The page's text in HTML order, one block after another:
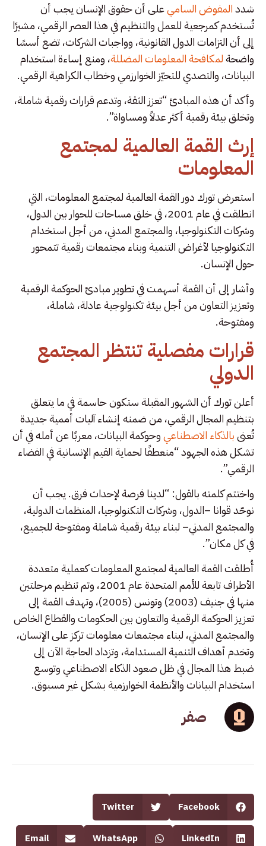
شددالمفوض الساميعلى أن حقوق الإنسان يجب أن
تُستخدم كمرجعية للعمل والتنظيم في هذا العصر الرقمي، مشيرًا
إلى أن التزامات الدول القانونية، وواجبات الشركات، تضع أسسًا
واضحةلمكافحة المعلومات المضللة، ومنع إساءة استخدام
البيانات، والتصدي للتحيّز الخوارزمي وخطاب الكراهية الرقمي.
وأكد أن هذه المبادئ “تعزز الثقة، وتدعم قرارات رقمية شاملة،
وتخلق بيئة رقمية أكثر عدلاً ومساواة”.
إرث القمة العالمية لمجتمع
المعلومات
استعرض تورك دور القمة العالمية لمجتمع المعلومات، التي
انطلقت في عام 2001، في خلق مساحات للحوار بين الدول،
وشركات التكنولوجيا، والمجتمع المدني، من أجل استخدام
التكنولوجيا لأغراض التنمية وبناء مجتمعات رقمية تتمحور
حول الإنسان.
وأشار إلى أن القمة أسهمت في تطوير مبادئ الحوكمة الرقمية
وتعزيز التعاون من أجل بيئة تكنولوجية عادلة، شاملة،
ومفتوحة.
قرارات مفصلية تنتظر المجتمع
الدولي
أعلن تورك أن الشهور المقبلة ستكون حاسمة في ما يتعلق
بتنظيم المجال الرقمي، من ضمنه إنشاء آليات أممية جديدة
تُعنىبالذكاء الاصطناعيوحوكمة البيانات، معربًا عن أمله في أن
تشكل هذه الجهود “منعطفًا لحماية القيم الإنسانية في الفضاء
الرقمي”.
واختتم كلمته بالقول: “لدينا فرصة لإحداث فرق. يجب أن
نوحّد قوانا –الدول، وشركات التكنولوجيا، المنظمات الدولية،
والمجتمع المدني– لبناء بيئة رقمية شاملة ومفتوحة للجميع،
في كل مكان”.
أُطلقت القمة العالمية لمجتمع المعلومات كعملية متعددة
الأطراف تابعة للأمم المتحدة عام 2001، وتم تنظيم مرحلتين
منها في جنيف (2003) وتونس (2005)، وتهدف القمة إلى
تعزيز الحوكمة الرقمية والتعاون بين الحكومات والقطاع الخاص
والمجتمع المدني، لبناء مجتمعات معلومات تركز على الإنسان،
وتخدم أهداف التنمية المستدامة، وتزداد الحاجة الآن إلى
ضبط هذا المجال في ظل صعود الذكاء الاصطناعي وتوسع
استخدام البيانات والأنظمة الخوارزمية بشكل غير مسبوق.
صفر
Facebook
Twitter
LinkedIn
WhatsApp
Email